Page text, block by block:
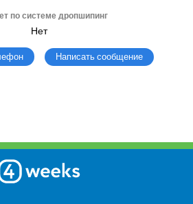
по системе дропшипинг
Нет
Написать сообщение